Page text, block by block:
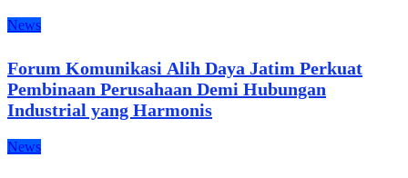
News
Forum Komunikasi Alih Daya Jatim Perkuat
Pembinaan Perusahaan Demi Hubungan
Industrial yang Harmonis
News